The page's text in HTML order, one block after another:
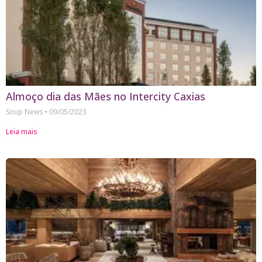
Almoço dia das Mães no Intercity Caxias
Soup News
09/05/2023
Leia mais